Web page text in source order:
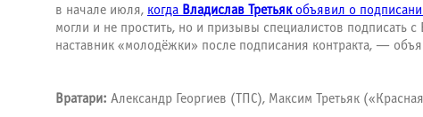
в начале июля, когда Владислав Третьякобъявил о
могли и не простить, но и призывы специалистов подписать
наставник «молодёжки» после подписания контракта, —
Вратари: Александр Георгиев (ТПС), Максим Третьяк